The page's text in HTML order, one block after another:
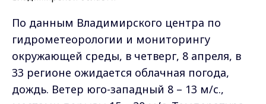
По данным Владимирского центра по
гидрометеорологии и мониторингу
окружающей среды, в четверг, 8 апреля, в
33 регионе ожидается облачная погода,
дождь. Ветер юго-западный 8 – 13 м/с.,